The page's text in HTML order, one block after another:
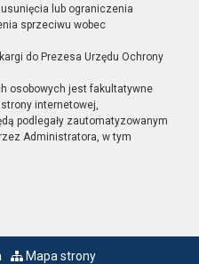
lub ograniczenia
sprzeciwu wobec
do Prezesa Urzędu Ochrony
osobowych jest fakultatywne
internetowej,
podlegały zautomatyzowanym
Administratora, w tym
Mapa strony